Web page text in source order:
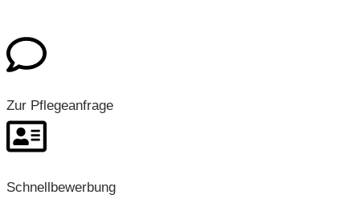
Zur Pflegeanfrage
Schnellbewerbung